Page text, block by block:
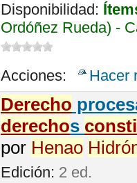
Disponibilidad:
Ordóñez Rueda) -
Acciones: Hacer
Derecho
derechos
por Henao
Edición: 2 ed.